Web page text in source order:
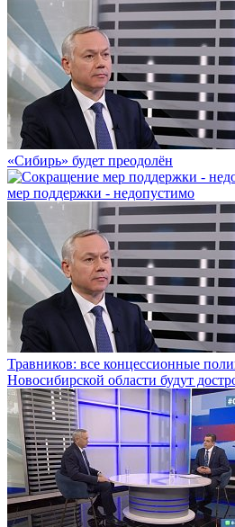
«Сибирь» будет преодолён
мер поддержки - недопустимо
Травников: все концессионные
Новосибирской области будут